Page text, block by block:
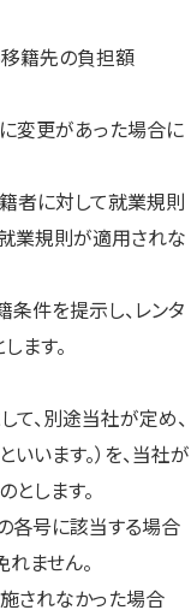
移籍先の負担額
変更があった場合に
者に対して就業規則
業規則が適用されな
条件を提示し、レンタ
ます。
て、別途当社が定め、
います。）を、当社が
します。
各号に該当する場合
ません。
されなかった場合